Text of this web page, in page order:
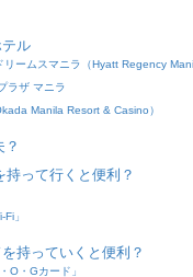
ル
リームスマニラ（Hyatt Regency
ラザ マニラ
Manila Resort & Casino）
？
持って行くと便利？
」
持っていくと便利？
O・Gカード」